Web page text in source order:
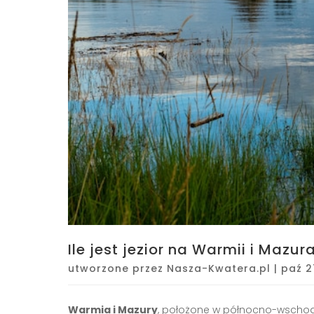
Ile jest jezior na Warmii i
utworzone przez Nasza-Kwatera.pl | paź
Warmia i Mazury, położone w północno-